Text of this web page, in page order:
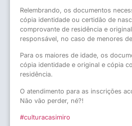
Relembrando, os documentos
cópia identidade ou certidão de
comprovante de residência e
responsável, no caso de menores
Para os maiores de idade, os
cópia identidade e original e cópia
residência.
O atendimento para as inscrições
Não vão perder, né?!
#culturacasimiro